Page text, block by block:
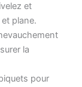
et
plane.
la
pour